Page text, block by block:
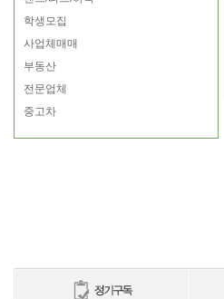
학생모집
사업체매매
부동산
전문업체
중고차